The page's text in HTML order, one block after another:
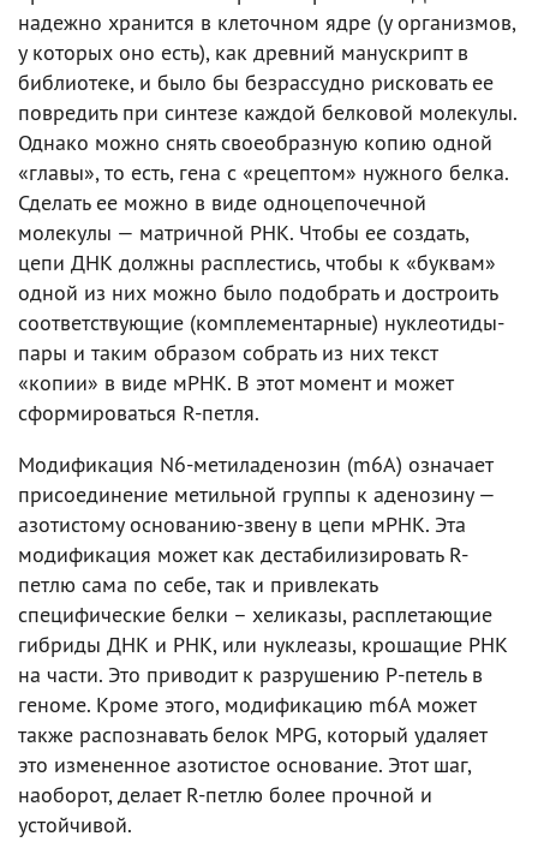
надежно хранится в клеточном ядре (у организмов,
у которых оно есть), как древний манускрипт в
библиотеке, и было бы безрассудно рисковать ее
повредить при синтезе каждой белковой молекулы.
Однако можно снять своеобразную копию одной
«главы», то есть, гена с «рецептом» нужного белка.
Сделать ее можно в виде одноцепочечной
молекулы — матричной РНК. Чтобы ее создать,
цепи ДНК должны расплестись, чтобы к «буквам»
одной из них можно было подобрать и достроить
соответствующие (комплементарные) нуклеотиды-
пары и таким образом собрать из них текст
«копии» в виде мРНК. В этот момент и может
сформироваться R-петля.
Модификация N6-метиладенозин (m6A) означает
присоединение метильной группы к аденозину —
азотистому основанию-звену в цепи мРНК. Эта
модификация может как дестабилизировать R-
петлю сама по себе, так и привлекать
специфические белки – хеликазы, расплетающие
гибриды ДНК и РНК, или нуклеазы, крошащие РНК
на части. Это приводит к разрушению Р-петель в
геноме. Кроме этого, модификацию m6A может
также распознавать белок MPG, который удаляет
это измененное азотистое основание. Этот шаг,
наоборот, делает R-петлю более прочной и
устойчивой.